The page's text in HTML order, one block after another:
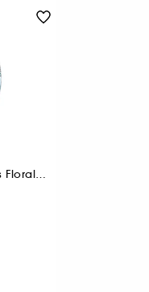
Eau de Parfum Notes Florales Boisées Aquatiques